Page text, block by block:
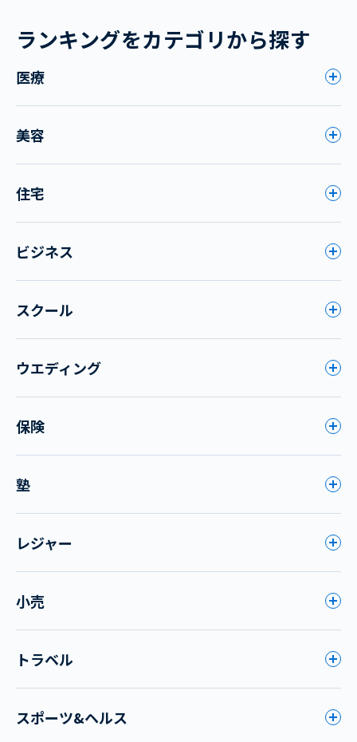
ランキングをカテゴリから探す
医療
美容
住宅
ビジネス
スクール
ウエディング
保険
塾
レジャー
小売
トラベル
スポーツ&ヘルス